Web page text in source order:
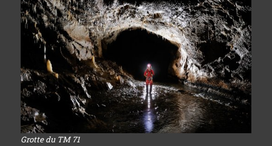
Grotte du TM 71